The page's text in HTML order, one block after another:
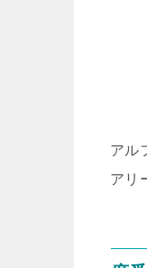
アル
アリ